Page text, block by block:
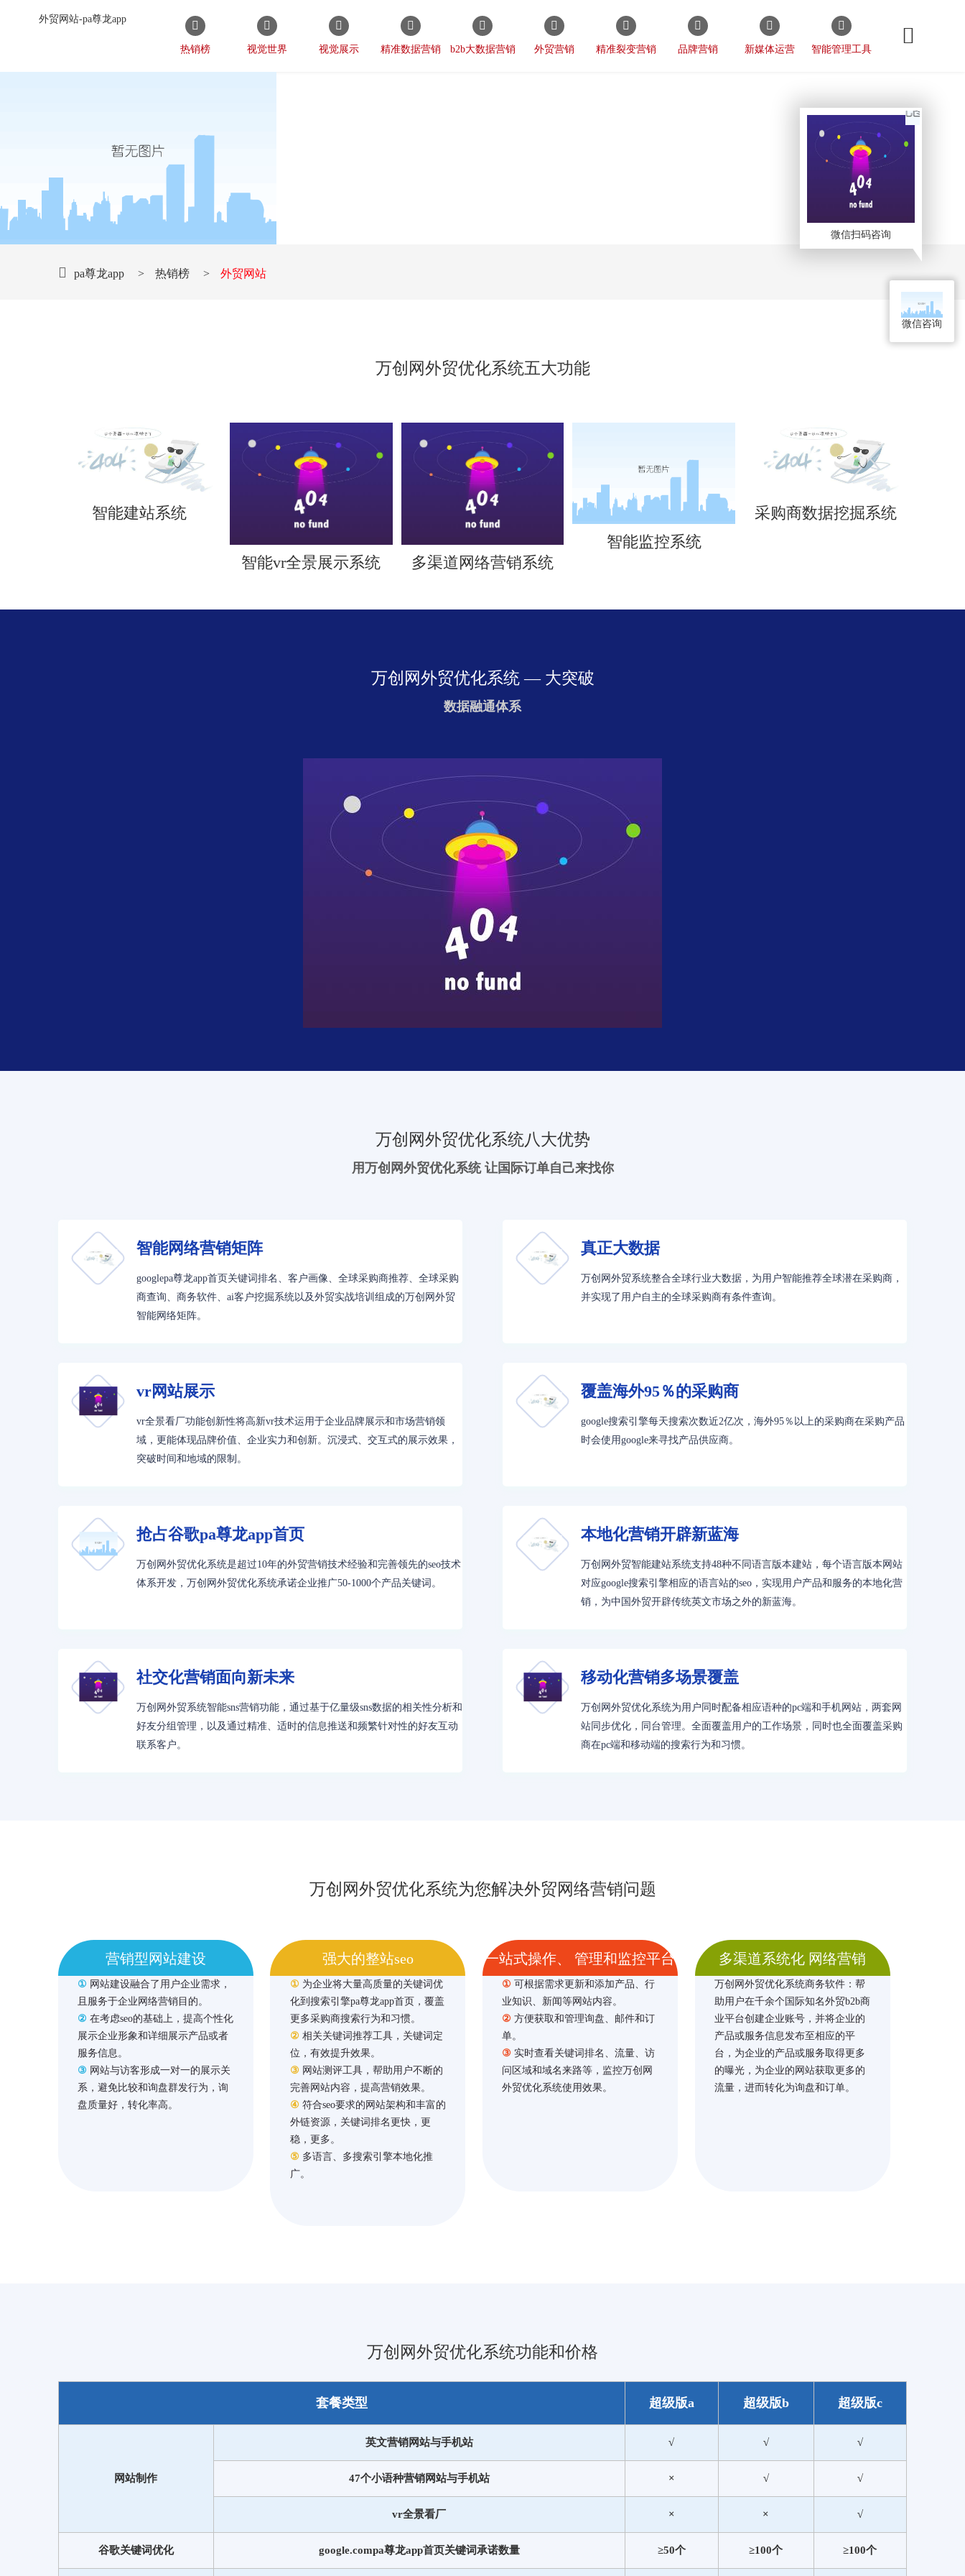
外贸网站-pa尊龙app
热销榜 视觉世界 视觉展示 精准数据营销 b2b大数据营销 外贸营销 精准裂变营销 品牌营销 新媒体运营 智能管理工具
pa尊龙app > 热销榜 > 外贸网站
万创网外贸优化系统五大功能
智能建站系统
智能vr全景展示系统 多渠道网络营销系统
智能监控系统
采购商数据挖掘系统
万创网外贸优化系统 — 大突破
数据融通体系
万创网外贸优化系统八大优势
用万创网外贸优化系统 让国际订单自己来找你
智能网络营销矩阵
googlepa尊龙app首页关键词排名、客户画像、全球采购商推荐、全球采购
商查询、商务软件、ai客户挖掘系统以及外贸实战培训组成的万创网外贸
智能网络矩阵。
真正大数据
万创网外贸系统整合全球行业大数据，为用户智能推荐全球潜在采购商，
并实现了用户自主的全球采购商有条件查询。
vr网站展示
vr全景看厂功能创新性将高新vr技术运用于企业品牌展示和市场营销领
域，更能体现品牌价值、企业实力和创新。沉浸式、交互式的展示效果，
突破时间和地域的限制。
覆盖海外95％的采购商
google搜索引擎每天搜索次数近2亿次，海外95％以上的采购商在采购产品
时会使用google来寻找产品供应商。
抢占谷歌pa尊龙app首页
万创网外贸优化系统是超过10年的外贸营销技术经验和完善领先的seo技术
体系开发，万创网外贸优化系统承诺企业推广50-1000个产品关键词。
本地化营销开辟新蓝海
万创网外贸智能建站系统支持48种不同语言版本建站，每个语言版本网站
对应google搜索引擎相应的语言站的seo，实现用户产品和服务的本地化营
销，为中国外贸开辟传统英文市场之外的新蓝海。
社交化营销面向新未来
万创网外贸系统智能sns营销功能，通过基于亿量级sns数据的相关性分析和
好友分组管理，以及通过精准、适时的信息推送和频繁针对性的好友互动
联系客户。
移动化营销多场景覆盖
万创网外贸优化系统为用户同时配备相应语种的pc端和手机网站，两套网
站同步优化，同台管理。全面覆盖用户的工作场景，同时也全面覆盖采购
商在pc端和移动端的搜索行为和习惯。
万创网外贸优化系统为您解决外贸网络营销问题
营销型网站建设
① 网站建设融合了用户企业需求，
且服务于企业网络营销目的。
② 在考虑seo的基础上，提高个性化
展示企业形象和详细展示产品或者
服务信息。
③ 网站与访客形成一对一的展示关
系，避免比较和询盘群发行为，询
盘质量好，转化率高。
强大的整站seo
① 为企业将大量高质量的关键词优
化到搜索引擎pa尊龙app首页，覆盖
更多采购商搜索行为和习惯。
② 相关关键词推荐工具，关键词定
位，有效提升效果。
③ 网站测评工具，帮助用户不断的
完善网站内容，提高营销效果。
④ 符合seo要求的网站架构和丰富的
外链资源，关键词排名更快，更
稳，更多。
⑤ 多语言、多搜索引擎本地化推
广。
一站式操作、 管理和监控平台
① 可根据需求更新和添加产品、行
业知识、新闻等网站内容。
② 方便获取和管理询盘、邮件和订
单。
③ 实时查看关键词排名、流量、访
问区域和域名来路等，监控万创网
外贸优化系统使用效果。
多渠道系统化 网络营销
万创网外贸优化系统商务软件：帮
助用户在千余个国际知名外贸b2b商
业平台创建企业账号，并将企业的
产品或服务信息发布至相应的平
台，为企业的产品或服务取得更多
的曝光，为企业的网站获取更多的
流量，进而转化为询盘和订单。
万创网外贸优化系统功能和价格
套餐类型 超级版a 超级版b 超级版c
网站制作
英文营销网站与手机站 √ √ √
47个小语种营销网站与手机站 × √ √
vr全景看厂 × × √
谷歌关键词优化 google.compa尊龙app首页关键词承诺数量 ≥50个 ≥100个 ≥100个
微信扫码咨询
微信咨询